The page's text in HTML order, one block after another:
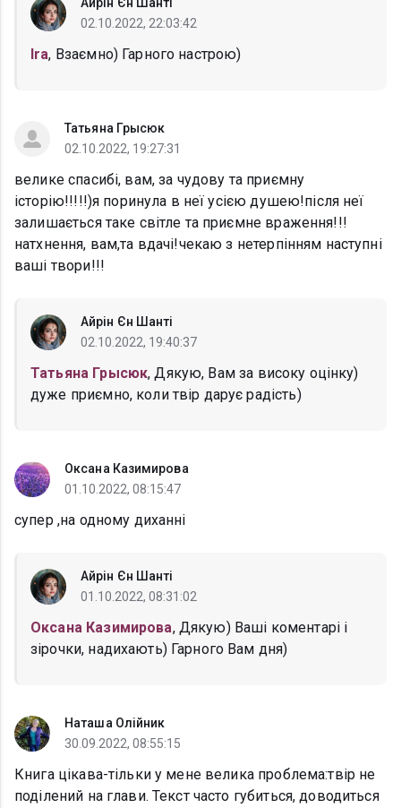
02.10.2022, 22:03:42
Ira, Взаємно) Гарного настрою)
Татьяна Грысюк
02.10.2022, 19:27:31
велике спасибі, вам, за чудову та приємну
історію!!!!!)я поринула в неї усією душею!після неї
залишається таке світле та приємне враження!!!
натхнення, вам,та вдачі!чекаю з нетерпінням наступні
ваші твори!!!
Айрін Єн Шанті
02.10.2022, 19:40:37
Татьяна Грысюк, Дякую, Вам за високу оцінку)
дуже приємно, коли твір дарує радість)
Оксана Казимирова
01.10.2022, 08:15:47
супер ,на одному диханні
Айрін Єн Шанті
01.10.2022, 08:31:02
Оксана Казимирова, Дякую) Ваші коментарі і
зірочки, надихають) Гарного Вам дня)
Наташа Олійник
30.09.2022, 08:55:15
Книга цікава-тільки у мене велика проблема:твір не
поділений на глави. Текст часто губиться, доводиться